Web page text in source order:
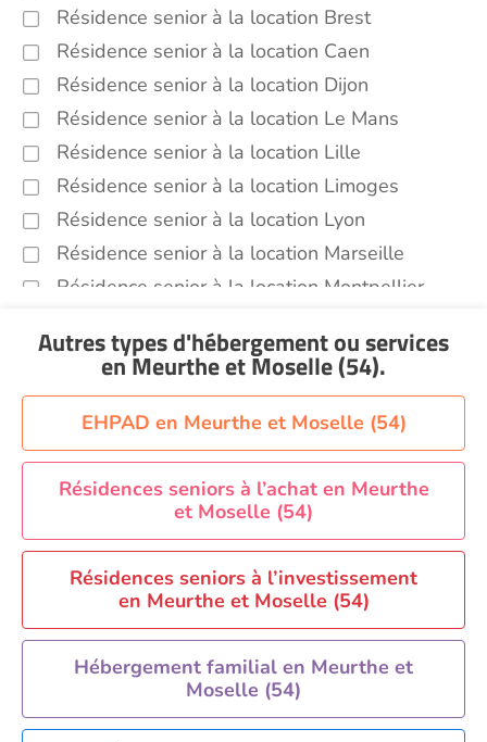
Résidence senior à la location Brest
Résidence senior à la location Caen
Résidence senior à la location Dijon
Résidence senior à la location Le Mans
Résidence senior à la location Lille
Résidence senior à la location Limoges
Résidence senior à la location Lyon
Résidence senior à la location Marseille
Résidence senior à la location Montpellier
Résidence senior à la location Nantes
Résidence senior à la location Orléans
Résidence senior à la location Perpignan
Résidence senior à la location Reims
Résidence senior à la location Rennes
Résidence senior à la location Strasbourg
Résidence senior à la location Toulouse
Recherche par ville
Autres types d'hébergement ou services
en Meurthe et Moselle (54).
EHPAD en Meurthe et Moselle (54)
Résidences seniors à l’achat en Meurthe
et Moselle (54)
Résidences seniors à l’investissement
en Meurthe et Moselle (54)
Hébergement familial en Meurthe et
Moselle (54)